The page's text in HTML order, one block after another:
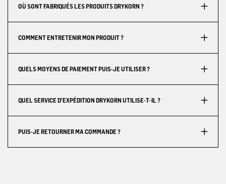
OÙ SONT FABRIQUÉS LES PRODUITS DRYKORN ?
COMMENT ENTRETENIR MON PRODUIT ?
QUELS MOYENS DE PAIEMENT PUIS-JE UTILISER ?
QUEL SERVICE D'EXPÉDITION DRYKORN UTILISE-T-IL ?
PUIS-JE RETOURNER MA COMMANDE ?